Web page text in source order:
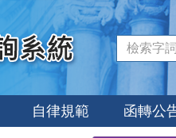
自律規範 函轉公